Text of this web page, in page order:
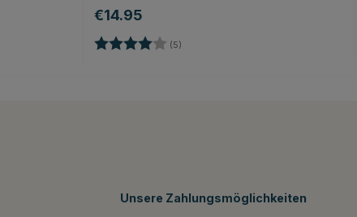
€14.95
Bewertung: (5)
Unsere Zahlungsmöglichkeiten